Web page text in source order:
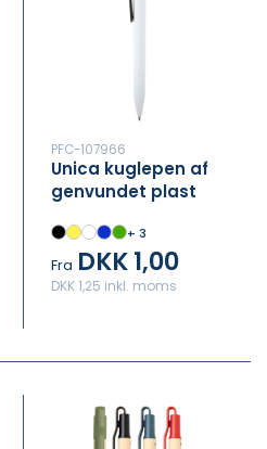
PFC-107966
Unica kuglepen af
genvundet plast
+ 3
Fra DKK 1,00
DKK 1,25 inkl. moms